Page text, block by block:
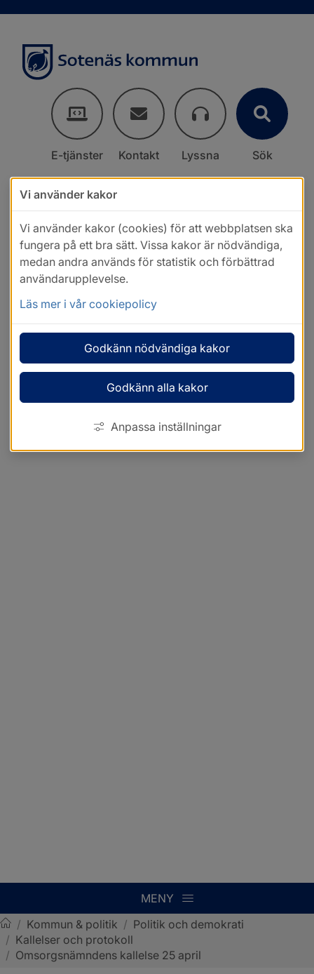
E-tjänster Kontakt Lyssna Sök
MENY
Sotenäs kommun
/ Kommun & politik / Politik och demokrati
/ Kallelser och protokoll
/ Omsorgsnämndens kallelse 25 april
Vi använder kakor
Vi använder kakor (cookies) för att webbplatsen ska
fungera på ett bra sätt. Vissa kakor är nödvändiga,
medan andra används för statistik och förbättrad
användarupplevelse.
Läs mer i vår cookiepolicy
Godkänn nödvändiga kakor
Godkänn alla kakor
Anpassa inställningar